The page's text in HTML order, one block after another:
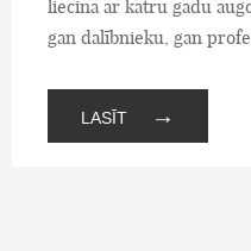
liecina ar katru gadu
gan dalībnieku, gan
LASĪT →